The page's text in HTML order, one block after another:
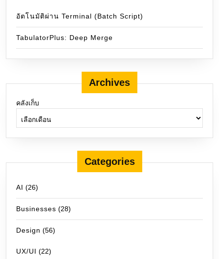
อัตโนมัติผ่าน Terminal (Batch Script)
TabulatorPlus: Deep Merge
Archives
คลังเก็บ
Categories
AI (26)
Businesses (28)
Design (56)
UX/UI (22)